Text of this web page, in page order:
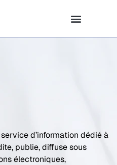
d’information dédié à
publie, diffuse sous
électroniques,